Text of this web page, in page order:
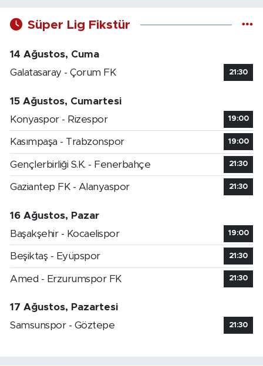
Süper Lig Fikstür
14 Ağustos, Cuma
Galatasaray - Çorum FK
21:30
15 Ağustos, Cumartesi
Konyaspor - Rizespor
19:00
Kasımpaşa - Trabzonspor 19:00
Gençlerbirliği S.K. - Fenerbahçe 21:30
Gaziantep FK - Alanyaspor 21:30
16 Ağustos, Pazar
Başakşehir - Kocaelispor
19:00
Beşiktaş - Eyüpspor 21:30
Amed - Erzurumspor FK 21:30
17 Ağustos, Pazartesi
Samsunspor - Göztepe
21:30